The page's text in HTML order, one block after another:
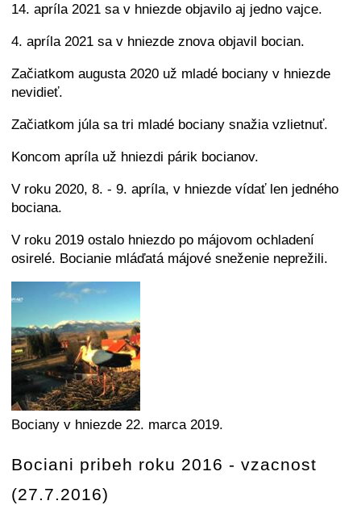
14. apríla 2021 sa v hniezde objavilo aj jedno vajce.
4. apríla 2021 sa v hniezde znova objavil bocian.
Začiatkom augusta 2020 už mladé bociany v hniezde
nevidieť.
Začiatkom júla sa tri mladé bociany snažia vzlietnuť.
Koncom apríla už hniezdi párik bocianov.
V roku 2020, 8. - 9. apríla, v hniezde vídať len jedného
bociana.
V roku 2019 ostalo hniezdo po májovom ochladení
osirelé. Bocianie mláďatá májové sneženie neprežili.
Bociany v hniezde 22. marca 2019.
Bociani pribeh roku 2016 - vzacnost
(27.7.2016)